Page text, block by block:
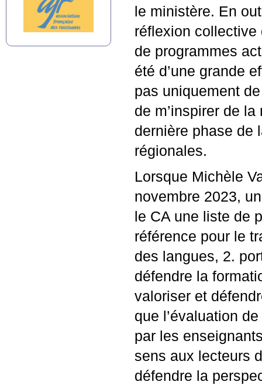
le ministère. En
réflexion
de programmes
été d’une grande
pas uniquement
de m’inspirer de
dernière phase de
régionales.
Lorsque Michèle
novembre 2023,
le CA une liste de
référence pour le
des langues, 2.
défendre la
valoriser et
que l’évaluation
par les
sens aux lecteurs
défendre la